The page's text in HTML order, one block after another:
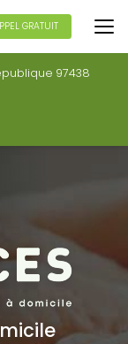
97438
GRATUIT